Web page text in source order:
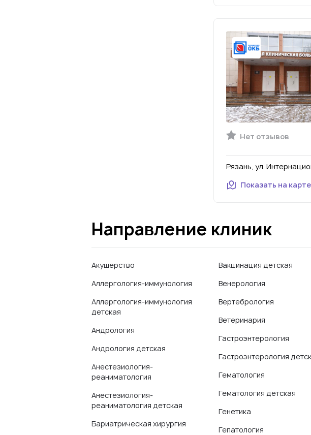
Нет отзывов
Рязань, ул.
Показать на карте
Направление клиник
Акушерство
Аллергология-иммунология
Аллергология-иммунология
детская
Андрология
Андрология детская
Анестезиология-
реаниматология
Анестезиология-
реаниматология детская
Бариатрическая хирургия
Вакцинация детская
Венерология
Вертебрология
Ветеринария
Гастроэнтерология
Гастроэнтерология
Гематология
Гематология детская
Генетика
Гепатология